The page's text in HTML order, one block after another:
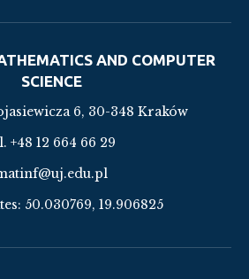
AND COMPUTER
SCIENCE
6, 30-348 Kraków
+48 12 664 66 29
50.030769, 19.906825